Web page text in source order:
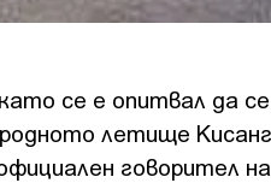
се е опитвал да
летище
говорител на